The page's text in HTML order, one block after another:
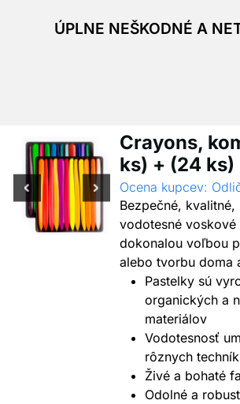
ÚPLNE NEŠKODNÉ A
Crayons,
ks) + (24 ks)
Ocena kupcev:
Bezpečné,
vodotesné voskové
dokonalou voľbou
alebo tvorbu doma
Pastelky sú
organických a
materiálov
Vodotesnosť
rôznych
Živé a bohaté
Odolné a